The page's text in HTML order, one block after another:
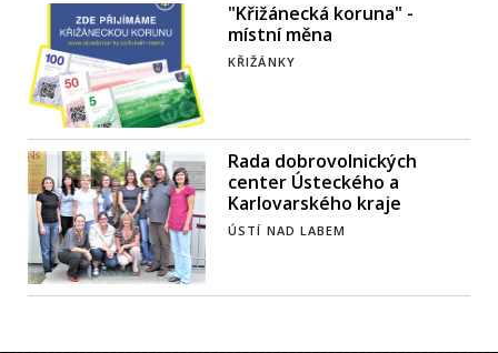
"Křižánecká koruna" -
místní měna
KŘIŽÁNKY
Rada dobrovolnických
center Ústeckého a
Karlovarského kraje
ÚSTÍ NAD LABEM